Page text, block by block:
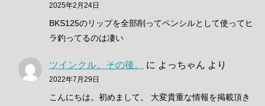
2025年2月24日
BKS125のリップを全部削ってペンシルとして使ってヒ
ラ釣ってるのは凄い
ツインクル、その後。 に よっちゃん より
2022年7月29日
こんにちは。初めまして。 大変貴重な情報を掲載頂き